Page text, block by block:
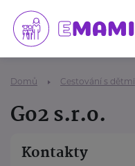
Domů Cestování s dětmi
Go2 s.r.o.
Kontakty